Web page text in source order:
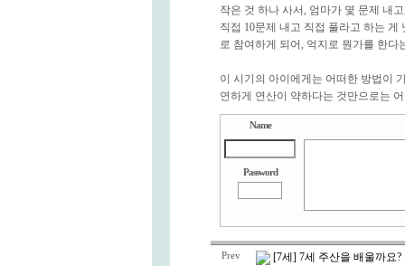
작은 것 하나 사서, 엄마가 몇 문제 내
직접 10문제 내고 직접 풀라고 하는
로 참여하게 되어, 억지로 뭔가를 한다
이 시기의 아이에게는 어떠한 방법이
연하게 연산이 약하다는 것만으로는
Name
Password
Prev [7세] 7세 주산을 배울까요?